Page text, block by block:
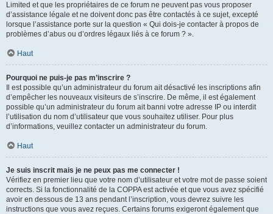
Limited et que les propriétaires de ce forum ne peuvent pas vous proposer
d’assistance légale et ne doivent donc pas être contactés à ce sujet, excepté
lorsque l’assistance porte sur la question « Qui dois-je contacter à propos de
problèmes d’abus ou d’ordres légaux liés à ce forum ? ».
Haut
Pourquoi ne puis-je pas m’inscrire ?
Il est possible qu’un administrateur du forum ait désactivé les inscriptions afin
d’empêcher les nouveaux visiteurs de s’inscrire. De même, il est également
possible qu’un administrateur du forum ait banni votre adresse IP ou interdit
l’utilisation du nom d’utilisateur que vous souhaitez utiliser. Pour plus
d’informations, veuillez contacter un administrateur du forum.
Haut
Je suis inscrit mais je ne peux pas me connecter !
Vérifiez en premier lieu que votre nom d’utilisateur et votre mot de passe soient
corrects. Si la fonctionnalité de la COPPA est activée et que vous avez spécifié
avoir en dessous de 13 ans pendant l’inscription, vous devrez suivre les
instructions que vous avez reçues. Certains forums exigeront également que